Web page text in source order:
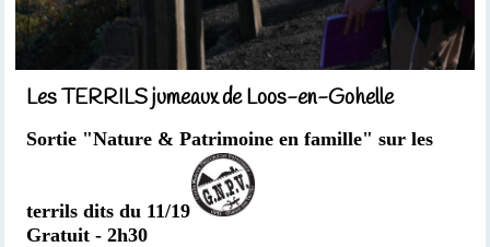
Les TERRILS jumeaux de Loos-en-Gohelle
Sortie "Nature & Patrimoine en famille" sur les
terrils dits du 11/19
Gratuit - 2h30